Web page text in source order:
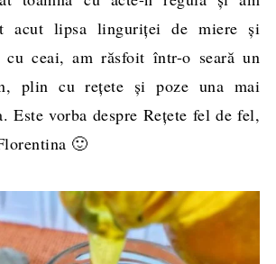
acut lipsa linguriţei de miere şi
cu ceai, am răsfoit într-o seară un
plin cu reţete şi poze una mai
Este vorba despre Reţete fel de fel,
🙂